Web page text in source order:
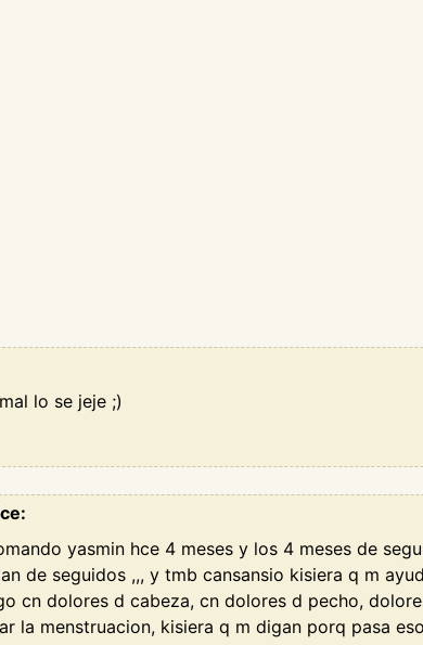
lo se jeje ;)
yasmin hce 4 meses y los 4 meses de
de seguidos ,,, y tmb cansansio kisiera q m
cn dolores d cabeza, cn dolores d pecho,
la menstruacion, kisiera q m digan porq pasa